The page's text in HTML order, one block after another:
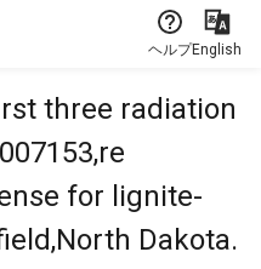
ヘルプEnglish
three radiation
for lignite-
Dakota.